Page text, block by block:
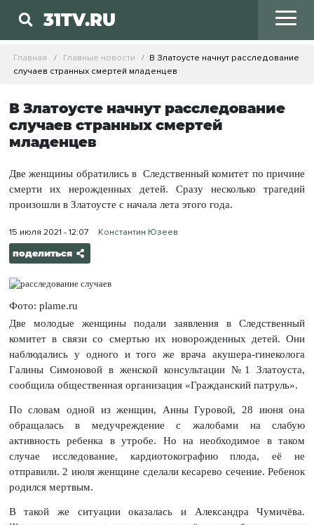
31TV.RU
Главная Главные новости
В Златоусте начнут расследование
случаев странных смертей младенцев
В Златоусте начнут расследование
случаев странных смертей
младенцев
Две женщины обратились в Следственный комитет по причине
смерти их нерожденных детей. Сразу несколько трагедий
произошли в Златоусте с начала лета этого года.
15 июля 2021 - 12:07 Константин Юзеев
поделиться
Фото: plame.ru
Две молодые женщины подали заявления в Следственный
комитет в связи со смертью их новорожденных детей. Они
наблюдались у одного и того же врача акушера-гинеколога
Галины Симоновой в женской консультации №1 Златоуста,
сообщила общественная организация «Гражданский патруль».
По словам одной из женщин, Анны Гуровой, 28 июня она
обращалась в медучреждение с жалобами на слабую
активность ребенка в утробе. Но на необходимое в таком
случае исследование, кардиотокографию плода, её не
отправили. 2 июля женщине сделали кесарево сечение. Ребенок
родился мертвым.
В такой же ситуации оказалась и Александра Чумичёва.